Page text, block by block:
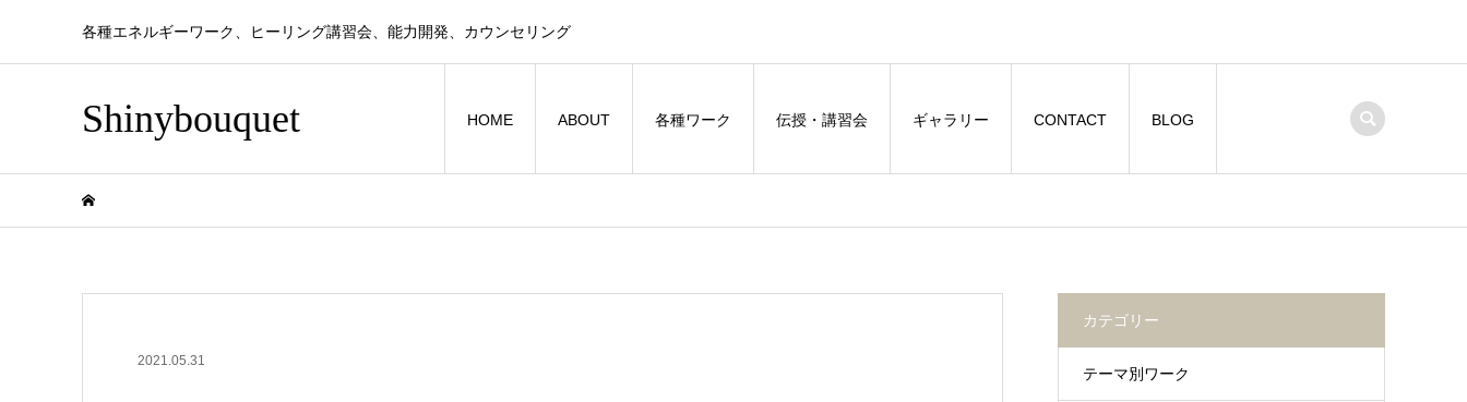
各種エネルギーワーク、ヒーリング講習会、能力開発、カウンセリング
Shinybouquet HOME ABOUT 各種ワーク 伝授・講習会 ギャラリー CONTACT BLOG
2021.05.31
カテゴリー
テーマ別ワーク